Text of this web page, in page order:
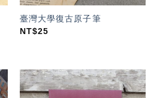
臺灣大學復古原子筆
NT$25